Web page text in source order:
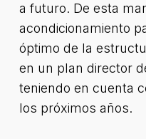
a futuro. De esta
acondicionamiento
óptimo de la
en un plan director
teniendo en cuenta
los próximos años.